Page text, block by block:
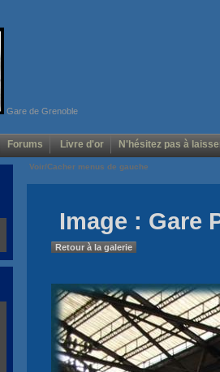
Gare de Grenoble
Forums Livre d'or N'hésitez pas à
Voir/Cacher menus de gauche
Image : Gare
Retour à la galerie